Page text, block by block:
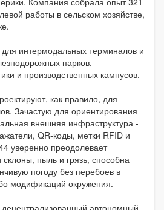
работы в сельском хозяйстве,
интермодальных терминалов и
парков,
и производственных кампусов.
как правило, для
Зачастую для ориентирования
внешняя инфраструктура -
QR-коды, метки RFID и
уверенно преодолевает
пыль и грязь, способна
погоду без перебоев в
модификаций окружения.
автономный